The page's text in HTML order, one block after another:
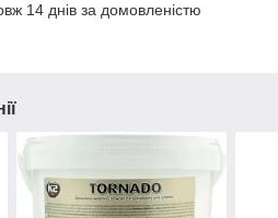
14 днів за домовленістю